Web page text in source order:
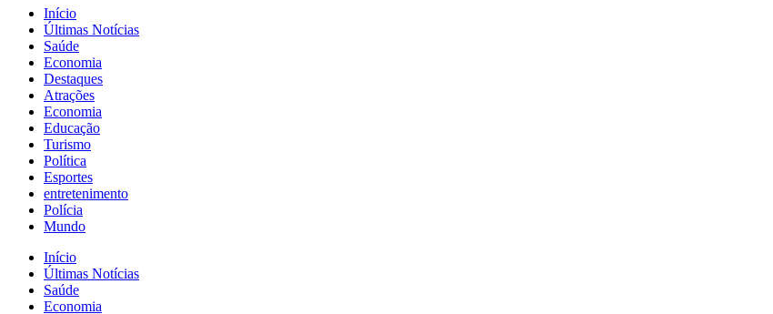
Início
Últimas Notícias
Saúde
Economia
Destaques
Atrações
Economia
Educação
Turismo
Política
Esportes
entretenimento
Polícia
Mundo
Início
Últimas Notícias
Saúde
Economia